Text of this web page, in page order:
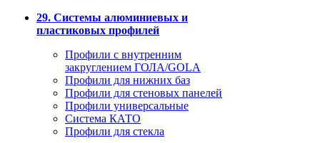
29. Системы алюминиевых и
пластиковых профилей
Профили с внутренним
закруглением ГОЛА/GOLA
Профили для нижних баз
Профили для стеновых панелей
Профили универсальные
Система КАТО
Профили для стекла